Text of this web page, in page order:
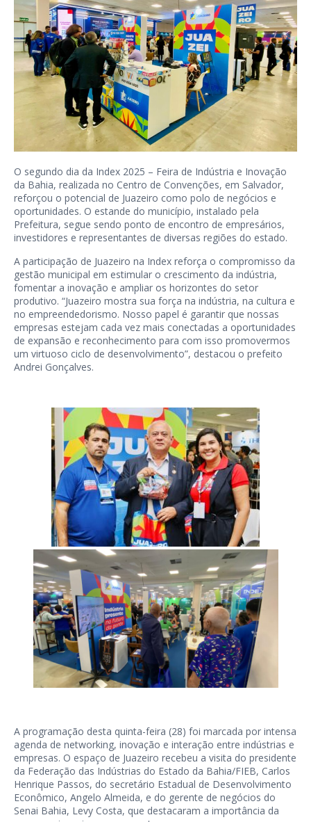
O segundo dia da Index 2025 – Feira de Indústria e Inovação
da Bahia, realizada no Centro de Convenções, em Salvador,
reforçou o potencial de Juazeiro como polo de negócios e
oportunidades. O estande do município, instalado pela
Prefeitura, segue sendo ponto de encontro de empresários,
investidores e representantes de diversas regiões do estado.
A participação de Juazeiro na Index reforça o compromisso da
gestão municipal em estimular o crescimento da indústria,
fomentar a inovação e ampliar os horizontes do setor
produtivo. “Juazeiro mostra sua força na indústria, na cultura e
no empreendedorismo. Nosso papel é garantir que nossas
empresas estejam cada vez mais conectadas a oportunidades
de expansão e reconhecimento para com isso promovermos
um virtuoso ciclo de desenvolvimento”, destacou o prefeito
Andrei Gonçalves.
A programação desta quinta-feira (28) foi marcada por intensa
agenda de networking, inovação e interação entre indústrias e
empresas. O espaço de Juazeiro recebeu a visita do presidente
da Federação das Indústrias do Estado da Bahia/FIEB, Carlos
Henrique Passos, do secretário Estadual de Desenvolvimento
Econômico, Angelo Almeida, e do gerente de negócios do
Senai Bahia, Levy Costa, que destacaram a importância da